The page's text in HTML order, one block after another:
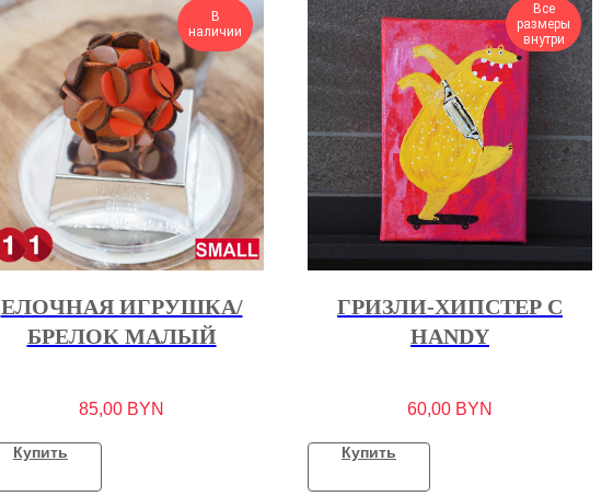
В
наличии
ЕЛОЧНАЯ ИГРУШКА/
БРЕЛОК МАЛЫЙ
85,00 BYN
Купить
Все
размеры
внутри
ГРИЗЛИ-ХИПСТЕР С
HANDY
60,00 BYN
Купить